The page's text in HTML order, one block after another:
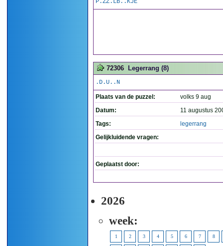
P.ZZ.LB..KJE
72306 Legerrang (8)
.D.U..N
Plaats van de puzzel:
volks 9 aug
Datum:
11 augustus
Tags:
legerrang
Gelijkluidende vragen:
Geplaatst door:
2026
week:
1 2 3 4 5 6 7 8